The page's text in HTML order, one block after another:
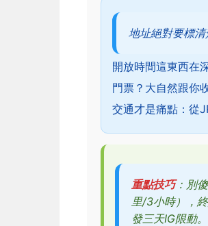
地址絕對要標
開放時間這東西在
門票？大自然跟你
交通才是痛點：從
重點技巧：別
里/3小時），
發三天IG限動。